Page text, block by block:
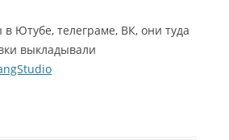
в Ютубе, телеграме, ВК, они туда
выкладывали